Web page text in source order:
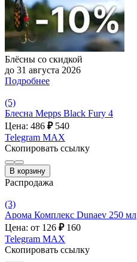
Блёсны со скидкой
до 31 августа 2026
Подробнее
(5)
Блесна Mepps Black Fury 4
Цена: 486 ₽ 540
Telegram MAX
Скопировать ссылку
В корзину
Распродажа
(3)
Арома Комплекс Dunaev 250 мл
Цена: от 126 ₽ 160
Telegram MAX
Скопировать ссылку